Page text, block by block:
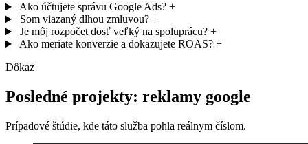
Ako účtujete správu Google Ads? +
Som viazaný dlhou zmluvou? +
Je môj rozpočet dosť veľký na spoluprácu? +
Ako meriate konverzie a dokazujete ROAS? +
Dôkaz
Posledné projekty: reklamy google
Prípadové štúdie, kde táto služba pohla reálnym číslom.